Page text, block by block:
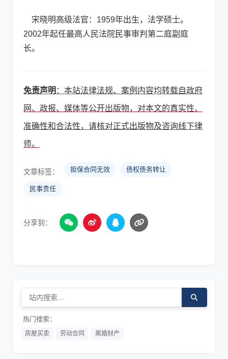
宋晓明高级法官：1959年出生，法学硕士。
2002年起任最高人民法院民事审判第二庭副庭
长。
免责声明 ：本站法律法规、案例内容均转载自政府
网、政报、媒体等公开出版物，对本文的真实性、
准确性和合法性，请核对正式出版物及咨询线下律
师。
文章标签： 担保合同无效 债权债务转让
民事责任
分享到：
热门搜索：
房屋买卖 劳动合同 离婚财产